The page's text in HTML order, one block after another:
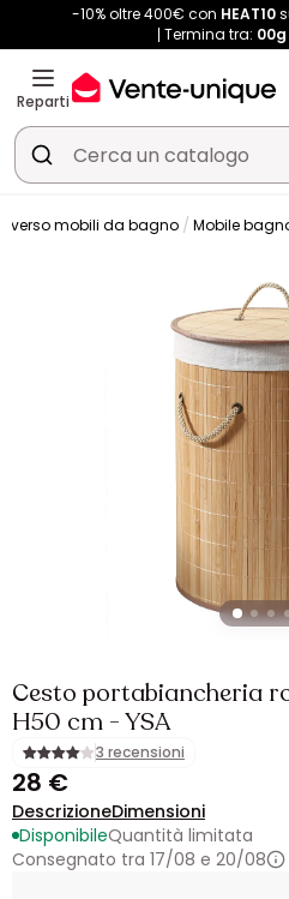
-10% oltre 400€ con HEAT10
Termina tra: 00g
Reparti
mobili da bagno Mobile
Cesto portabiancheria
H50 cm - YSA
3 recensioni
28 €
DescrizioneDimensioni
DisponibileQuantità limitata
Consegnato tra 17/08 e 20/08